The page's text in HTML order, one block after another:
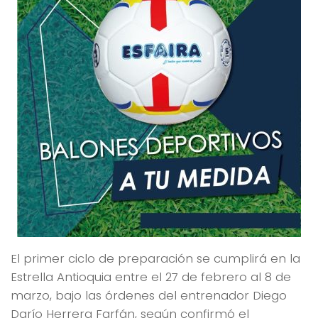
El primer ciclo de preparación se cumplirá en la
Estrella Antioquia entre el 27 de febrero al 8 de
marzo, bajo las órdenes del entrenador Diego
Darío Herrera Farfán, según confirmó el